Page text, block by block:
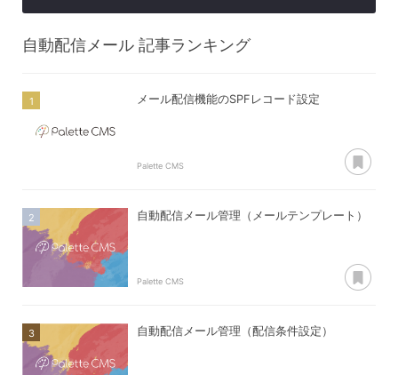
自動配信メール 記事ランキング
メール配信機能のSPFレコード設定
Palette CMS
自動配信メール管理（メールテンプレート）
Palette CMS
自動配信メール管理（配信条件設定）